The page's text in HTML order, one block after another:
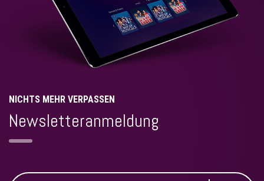
NICHTS MEHR VERPASSEN
Newsletteranmeldung